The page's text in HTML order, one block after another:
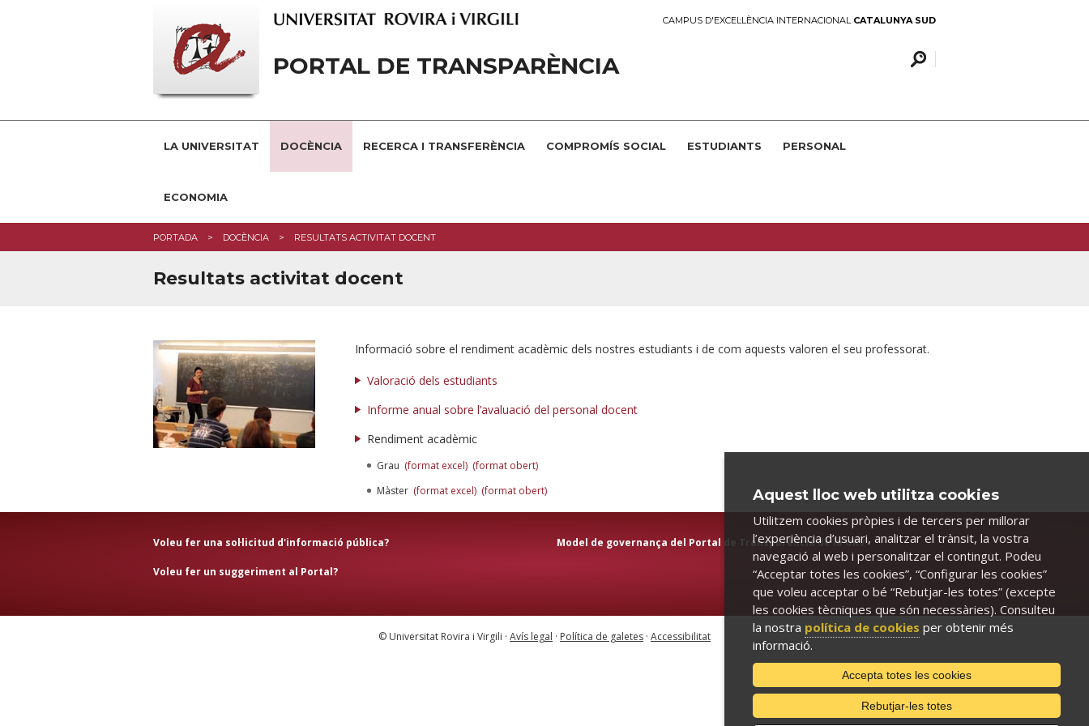
CAMPUS D'EXCEL·LÈNCIA INTERNACIONAL CATALUNYA SUD
PORTAL DE TRANSPARÈNCIA
LA UNIVERSITAT DOCÈNCIA RECERCA I TRANSFERÈNCIA COMPROMÍS SOCIAL ESTUDIANTS PERSONAL
ECONOMIA
PORTADA DOCÈNCIA RESULTATS ACTIVITAT DOCENT
Resultats activitat docent
Informació sobre el rendiment acadèmic dels nostres estudiants i de com aquests valoren el seu professorat.
Valoració dels estudiants
Informe anual sobre l’avaluació del personal docent
Rendiment acadèmic
Grau (format excel) (format obert)
Màster (format excel) (format obert)
Voleu fer una sol·licitud d'informació pública?
Voleu fer un suggeriment al Portal?
Model de governança del Portal de Transparència de la URV
© Universitat Rovira i Virgili · Avís legal · Política de galetes · Accessibilitat
Aquest lloc web utilitza cookies
Utilitzem cookies pròpies i de tercers per millorar
l’experiència d’usuari, analitzar el trànsit, la vostra
navegació al web i personalitzar el contingut. Podeu
“Acceptar totes les cookies”, “Configurar les cookies”
que voleu acceptar o bé “Rebutjar-les totes” (excepte
les cookies tècniques que són necessàries). Consulteu
la nostra política de cookies per obtenir més
informació.
Accepta totes les cookies
Rebutjar-les totes